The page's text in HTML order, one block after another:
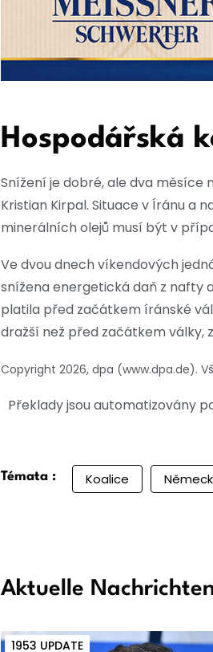
Hospodářská
Snížení je dobré, ale dva
Kristian Kirpal. Situace v Íránu a
minerálních olejů musí být v
Ve dvou dnech víkendových
snížena energetická daň z nafty
platila před začátkem íránské
dražší než před začátkem války,
Copyright 2026, dpa (www.dpa.de).
Překlady jsou automatizovány
Témata : Koalice
Aktuelle
1953 UPDATE